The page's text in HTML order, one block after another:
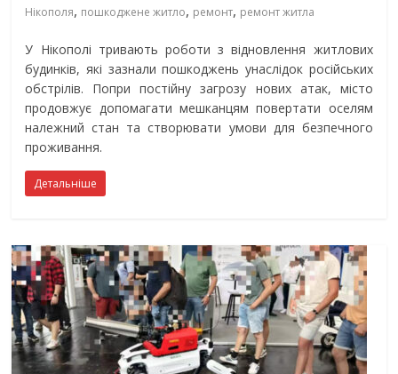
Нікополя, пошкоджене житло, ремонт, ремонт житла
У Нікополі тривають роботи з відновлення житлових
будинків, які зазнали пошкоджень унаслідок російських
обстрілів. Попри постійну загрозу нових атак, місто
продовжує допомагати мешканцям повертати оселям
належний стан та створювати умови для безпечного
проживання.
Детальніше